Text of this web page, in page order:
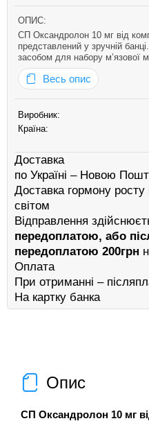
ОПИС:
СП Оксандролон 10 мг від
представлений у зручній
засобом для набору м’язової
стероїд, похідне
привабливим, так це його
естрогени, що робить йо…
Весь опис
Виробник:
Країна:
Доставка
по Україні – Новою
Доставка гормону
світом
Відправлення
передоплатою, або
передоплатою 200грн
Оплата
При отриманні –
На картку банка
Опис
СП Оксандролон 10 мг